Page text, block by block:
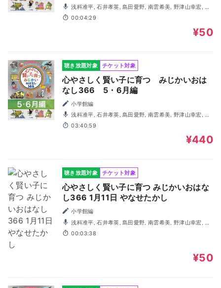
浅科准平, 石井孝英, 島田愛野, 南雲希美, 野津山幸宏, 八
木田幸恵, 山谷祥生, 神森徹也（歌・演奏）
00:04:29
¥50
聴き放題対象 チケット対象
心やさしく賢い子に育つ みじかいおは
なし366 5・6月編
小学館編
浅科准平, 石井孝英, 島田愛野, 南雲希美, 野津山幸宏, 八
木田幸恵, 山谷祥生, 神森徹也（歌・演奏）
03:40:59
¥440
聴き放題対象 チケット対象
心やさしく賢い子に育つ みじかいおはな
し366 1月11日 やなせたかし
小学館編
浅科准平, 石井孝英, 島田愛野, 南雲希美, 野津山幸宏, 八
木田幸恵, 山谷祥生, 神森徹也（歌・演奏）
00:03:38
¥50